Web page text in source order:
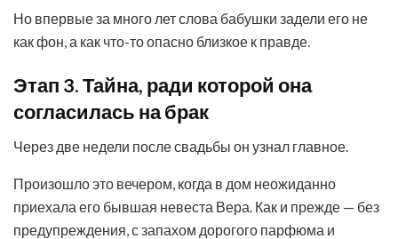
Но впервые за много лет слова бабушки задели его не
как фон, а как что-то опасно близкое к правде.
Этап 3. Тайна, ради которой она
согласилась на брак
Через две недели после свадьбы он узнал главное.
Произошло это вечером, когда в дом неожиданно
приехала его бывшая невеста Вера. Как и прежде — без
предупреждения, с запахом дорогого парфюма и